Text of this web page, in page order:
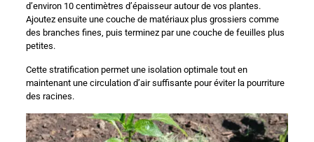
d’environ 10 centimètres d’épaisseur autour de vos plantes.
Ajoutez ensuite une couche de matériaux plus grossiers comme
des branches fines, puis terminez par une couche de feuilles plus
petites.
Cette stratification permet une isolation optimale tout en
maintenant une circulation d’air suffisante pour éviter la pourriture
des racines.